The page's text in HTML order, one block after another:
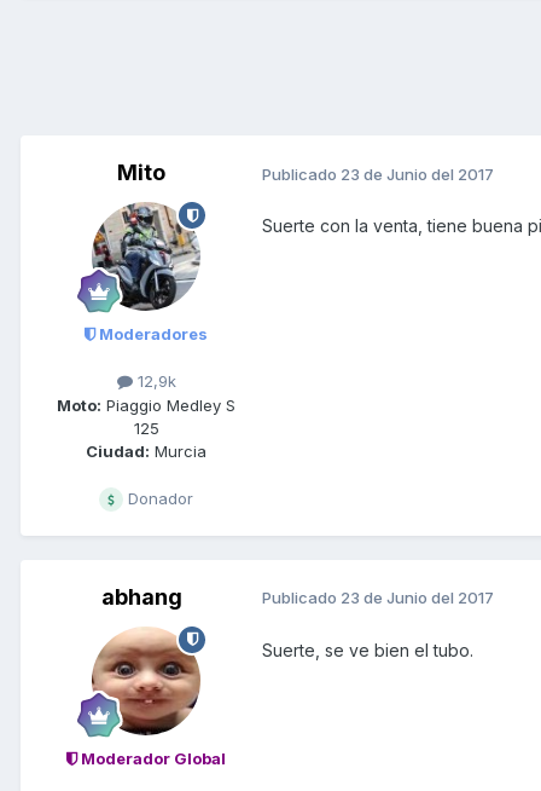
Mito
Moderadores
12,9k
Moto: Piaggio Medley S
125
Ciudad: Murcia
Donador
Publicado 23 de Junio del 2017
Suerte con la venta, tiene buena
abhang
Moderador Global
Publicado 23 de Junio del 2017
Suerte, se ve bien el tubo.